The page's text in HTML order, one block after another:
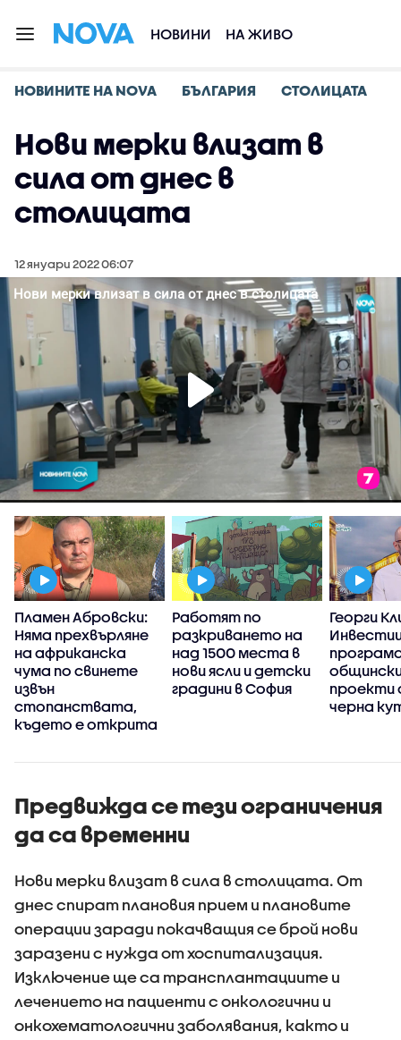
НОВИНИ НА ЖИВО
НОВИНИТЕ НА NOVA БЪЛГАРИЯ СТОЛИЦАТА
Нови мерки влизат в
сила от днес в
столицата
12 януари 2022 06:07
Пламен Абровски:
Няма прехвърляне
на африканска
чума по свинете
извън
стопанствата,
където е открита
Работят по
разкриването на
над 1500 места в
нови ясли и детски
градини в София
Георги
проекти
черна
Предвижда се тези ограничения
да са временни
Нови мерки влизат в сила в столицата. От
днес спират плановия прием и плановите
операции заради покачващия се брой нови
заразени с нужда от хоспитализация.
Изключение ще са трансплантациите и
лечението на пациенти с онкологични и
онкохематологични заболявания, както и